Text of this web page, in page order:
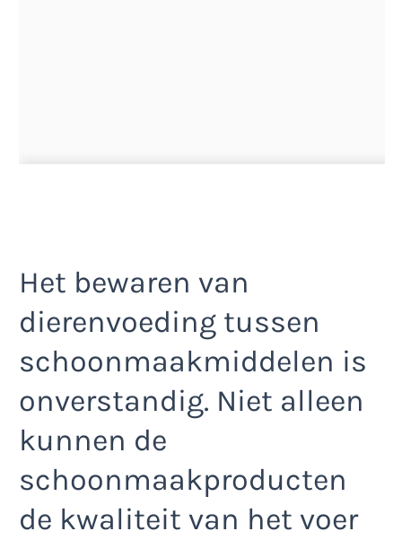
Het bewaren van
dierenvoeding tussen
schoonmaakmiddelen is
onverstandig. Niet alleen
kunnen de
schoonmaakproducten
de kwaliteit van het voer